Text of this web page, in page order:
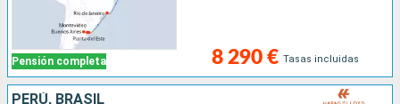
Pensión completa 8 290 € Tasas incluidas
PERÚ, BRASIL